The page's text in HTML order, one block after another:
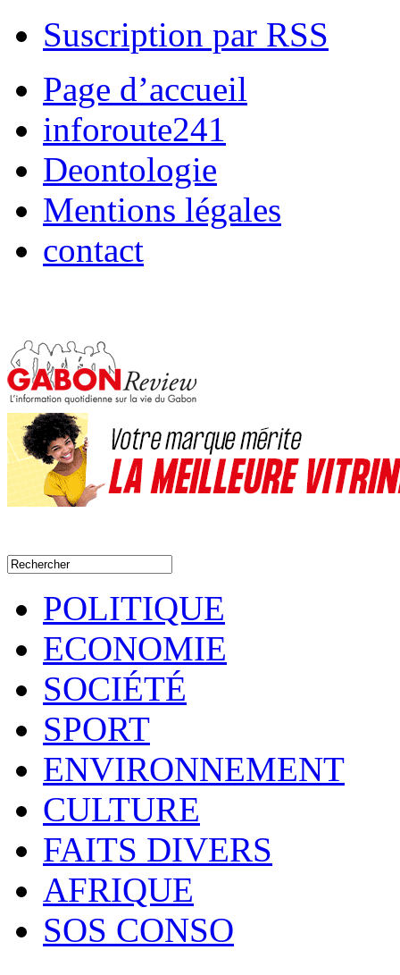
Suscription par RSS
Page d’accueil
inforoute241
Deontologie
Mentions légales
contact
POLITIQUE
ECONOMIE
SOCIÉTÉ
SPORT
ENVIRONNEMENT
CULTURE
FAITS DIVERS
AFRIQUE
SOS CONSO